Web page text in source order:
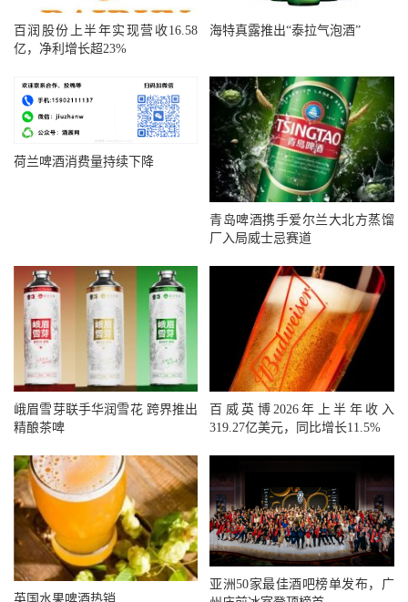
百润股份上半年实现营收16.58
亿，净利增长超23%
海特真露推出“泰拉气泡酒”
荷兰啤酒消费量持续下降
青岛啤酒携手爱尔兰大北方蒸馏
厂入局威士忌赛道
峨眉雪芽联手华润雪花 跨界推出
精酿茶啤
百威英博2026年上半年收入
319.27亿美元，同比增长11.5%
英国水果啤酒热销
亚洲50家最佳酒吧榜单发布，广